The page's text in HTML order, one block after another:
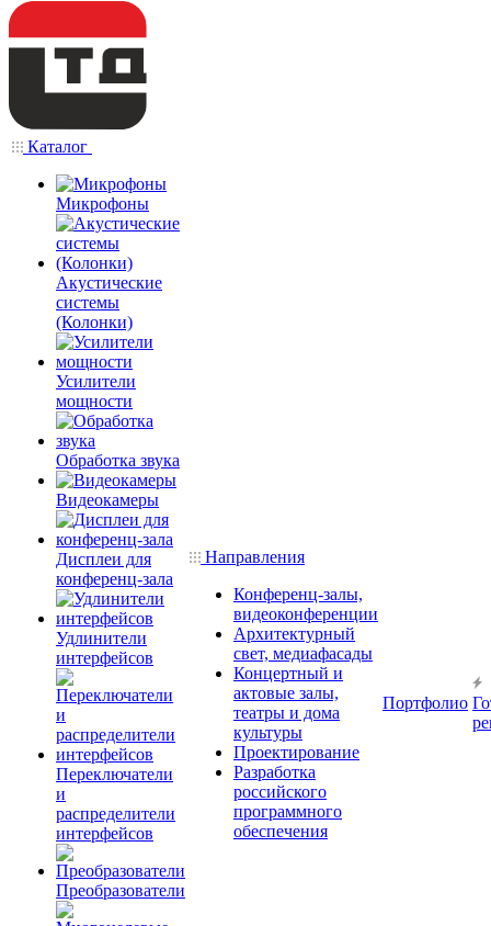
Каталог
Микрофоны
Акустические
системы
(Колонки)
Усилители
мощности
Обработка звука
Видеокамеры
Дисплеи для
конференц-зала
Удлинители
интерфейсов
Переключатели
и
распределители
интерфейсов
Преобразователи
Направления
Конференц-залы,
видеоконференции
Архитектурный
свет, медиафасады
Концертный и
актовые залы,
театры и дома
культуры
Проектирование
Разработка
российского
программного
обеспечения
Портфолио